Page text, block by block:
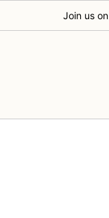
Join us on